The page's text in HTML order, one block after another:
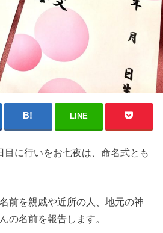
LINE
目に行いをお七夜は、命名式とも
前を親戚や近所の人、地元の神
の名前を報告します。